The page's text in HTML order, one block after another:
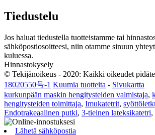
Tiedustelu
Jos haluat tiedustella tuotteistamme tai
sähköpostiosoitteesi, niin otamme sinuun
kuluessa.
Hinnastokysely
© Tekijänoikeus - 2020: Kaikki oikeudet
18020550号-1 Kuumia tuotteita - Sivukartta
kurkunpään maskin hengitysteiden valmistaja,
hengitysteiden toimittaja, Imukatetrit,
Endotrakeaalinen putki, 3-tieinen lateksikatetri,
Lähetä sähköpostia